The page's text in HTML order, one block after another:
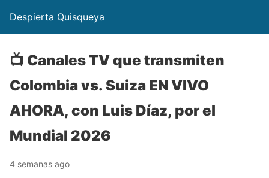
Despierta Quisqueya
📺 Canales TV que transmiten
Colombia vs. Suiza EN VIVO
AHORA, con Luis Díaz, por el
Mundial 2026
4 semanas ago